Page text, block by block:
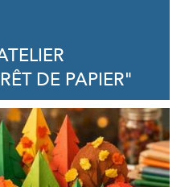
DE PAPIER"